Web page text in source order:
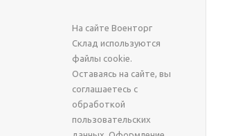
На сайте Военторг
Склад используются
файлы cookie.
Оставаясь на сайте, вы
соглашаетесь с
обработкой
пользовательских